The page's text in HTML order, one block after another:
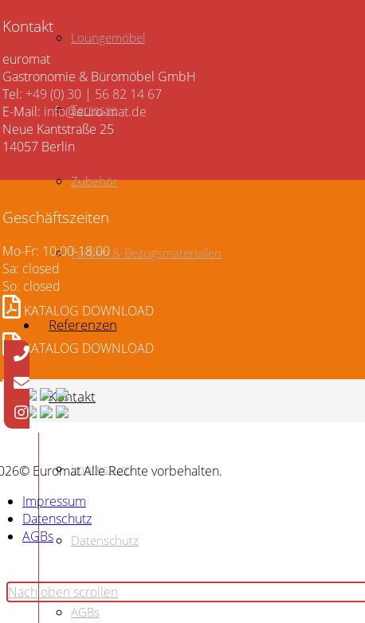
Loungemöbel
Terrasse
Zubehör
Farben & Bezugsmaterialien
Referenzen
Kontakt
Impressum
Datenschutz
AGBs
Kontakt
euromat
Gastronomie & Büromöbel GmbH
Tel: +49 (0) 30 | 56 82 14 67
E-Mail: info@euro-mat.de
Neue Kantstraße 25
14057 Berlin
Geschäftszeiten
Mo-Fr: 10:00-18:00
Sa: closed
So: closed
KATALOG DOWNLOAD
KATALOG DOWNLOAD
Euromat Alle Rechte vorbehalten.
Impressum
Datenschutz
AGBs
Nach oben scrollen